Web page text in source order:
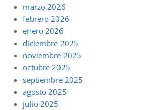
marzo 2026
febrero 2026
enero 2026
diciembre 2025
noviembre 2025
octubre 2025
septiembre 2025
agosto 2025
julio 2025